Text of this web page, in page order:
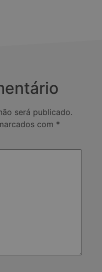
será publicado.
com *